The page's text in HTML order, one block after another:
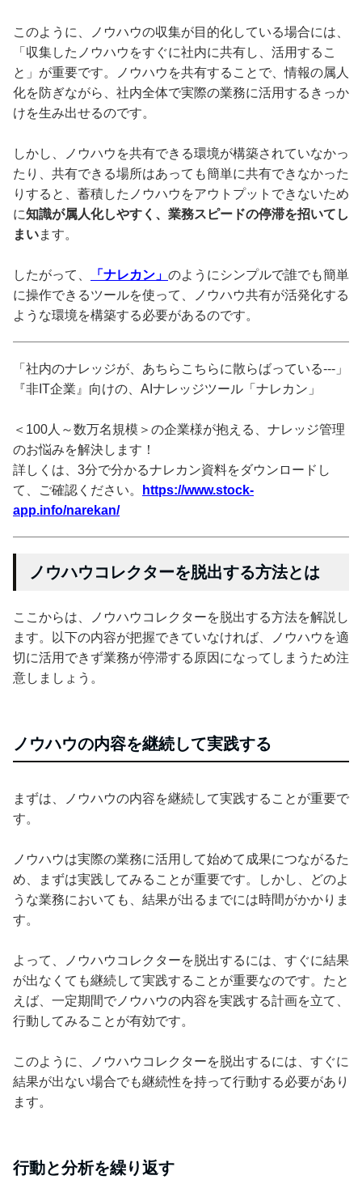
このように、ノウハウの収集が目的化している場合には、
「収集したノウハウをすぐに社内に共有し、活用するこ
と」が重要です。ノウハウを共有することで、情報の属人
化を防ぎながら、社内全体で実際の業務に活用するきっか
けを生み出せるのです。
しかし、ノウハウを共有できる環境が構築されていなかっ
たり、共有できる場所はあっても簡単に共有できなかった
りすると、蓄積したノウハウをアウトプットできないため
に知識が属人化しやすく、業務スピードの停滞を招いてし
まいます。
したがって、 「ナレカン」 のようにシンプルで誰でも簡単
に操作できるツールを使って、ノウハウ共有が活発化する
ような環境を構築する必要があるのです。
「社内のナレッジが、あちらこちらに散らばっている---」
『非IT企業』向けの、AIナレッジツール「ナレカン」
＜100人～数万名規模＞の企業様が抱える、ナレッジ管理
のお悩みを解決します！
詳しくは、3分で分かるナレカン資料をダウンロードし
て、ご確認ください。
https://www.stock-
app.info/narekan/
ノウハウコレクターを脱出する方法とは
ここからは、ノウハウコレクターを脱出する方法を解説し
ます。以下の内容が把握できていなければ、ノウハウを適
切に活用できず業務が停滞する原因になってしまうため注
意しましょう。
ノウハウの内容を継続して実践する
まずは、ノウハウの内容を継続して実践することが重要で
す。
ノウハウは実際の業務に活用して始めて成果につながるた
め、まずは実践してみることが重要です。しかし、どのよ
うな業務においても、結果が出るまでには時間がかかりま
す。
よって、ノウハウコレクターを脱出するには、すぐに結果
が出なくても継続して実践することが重要なのです。たと
えば、一定期間でノウハウの内容を実践する計画を立て、
行動してみることが有効です。
このように、ノウハウコレクターを脱出するには、すぐに
結果が出ない場合でも継続性を持って行動する必要があり
ます。
行動と分析を繰り返す